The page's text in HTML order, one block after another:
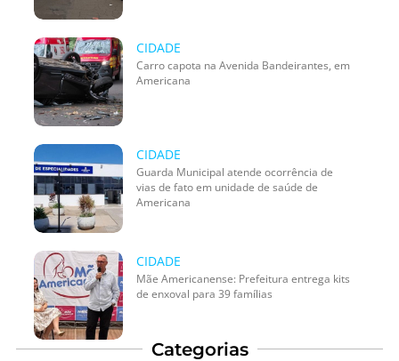
CIDADE
Carro capota na Avenida Bandeirantes, em
Americana
CIDADE
Guarda Municipal atende ocorrência de
vias de fato em unidade de saúde de
Americana
CIDADE
Mãe Americanense: Prefeitura entrega kits
de enxoval para 39 famílias
Categorias